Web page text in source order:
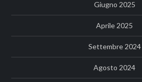
Giugno 2025
Aprile 2025
Settembre 2024
Agosto 2024